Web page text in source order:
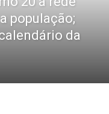
população;
da